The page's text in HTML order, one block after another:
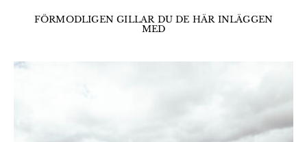
FÖRMODLIGEN GILLAR DU DE HÄR INLÄGGEN
MED